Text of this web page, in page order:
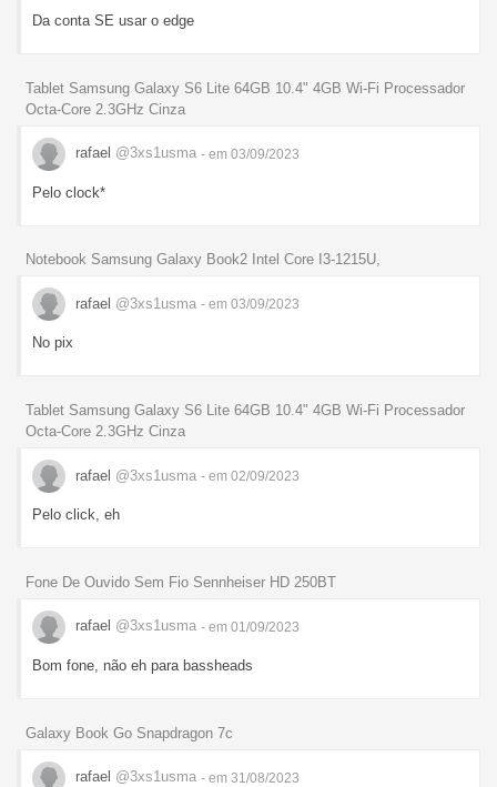
Da conta SE usar o edge
Tablet Samsung Galaxy S6 Lite 64GB 10.4" 4GB Wi-Fi Processador
Octa-Core 2.3GHz Cinza
rafael @3xs1usma - em 03/09/2023
Pelo clock*
Notebook Samsung Galaxy Book2 Intel Core I3-1215U,
rafael @3xs1usma - em 03/09/2023
No pix
Tablet Samsung Galaxy S6 Lite 64GB 10.4" 4GB Wi-Fi Processador
Octa-Core 2.3GHz Cinza
rafael @3xs1usma - em 02/09/2023
Pelo click, eh
Fone De Ouvido Sem Fio Sennheiser HD 250BT
rafael @3xs1usma - em 01/09/2023
Bom fone, não eh para bassheads
Galaxy Book Go Snapdragon 7c
rafael @3xs1usma - em 31/08/2023